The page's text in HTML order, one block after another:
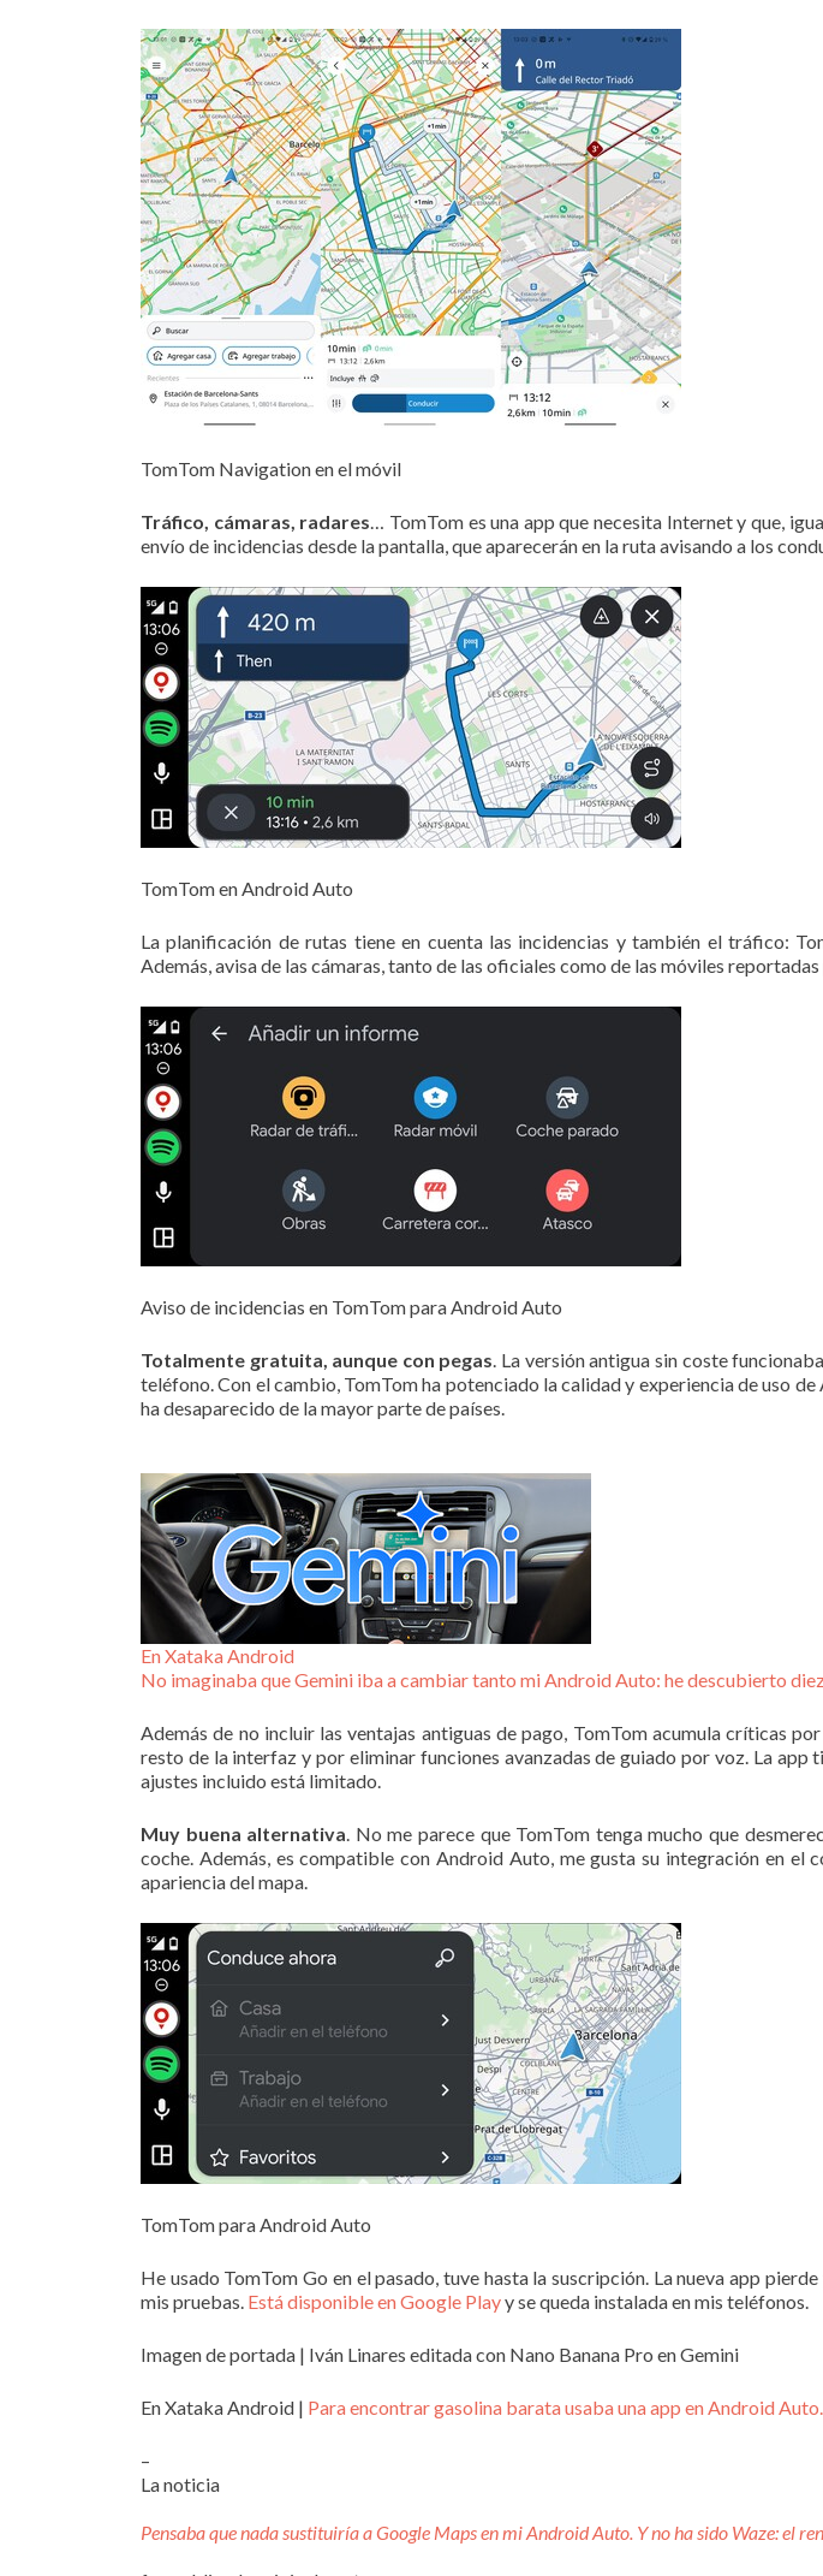
TomTom Navigation en el móvil
Tráfico, cámaras, radares… TomTom es una app que necesita Internet y que,
envío de incidencias desde la pantalla, que aparecerán en la ruta avisando a los
TomTom en Android Auto
La planificación de rutas tiene en cuenta las incidencias y también el tráfico:
Además, avisa de las cámaras, tanto de las oficiales como de las móviles
Aviso de incidencias en TomTom para Android Auto
Totalmente gratuita, aunque con pegas. La versión antigua sin coste
teléfono. Con el cambio, TomTom ha potenciado la calidad y experiencia de uso
ha desaparecido de la mayor parte de países.
En Xataka Android
No imaginaba que Gemini iba a cambiar tanto mi Android Auto: he descubierto
Además de no incluir las ventajas antiguas de pago, TomTom acumula críticas
resto de la interfaz y por eliminar funciones avanzadas de guiado por voz. La app
ajustes incluido está limitado.
Muy buena alternativa. No me parece que TomTom tenga mucho que
coche. Además, es compatible con Android Auto, me gusta su integración en el
apariencia del mapa.
TomTom para Android Auto
He usado TomTom Go en el pasado, tuve hasta la suscripción. La nueva app
mis pruebas. Está disponible en Google Playy se queda instalada en mis teléfonos.
Imagen de portada | Iván Linares editada con Nano Banana Pro en Gemini
En Xataka Android | Para encontrar gasolina barata usaba una app en Android
–
La noticia
Pensaba que nada sustituiría a Google Maps en mi Android Auto. Y no ha sido Waze: el